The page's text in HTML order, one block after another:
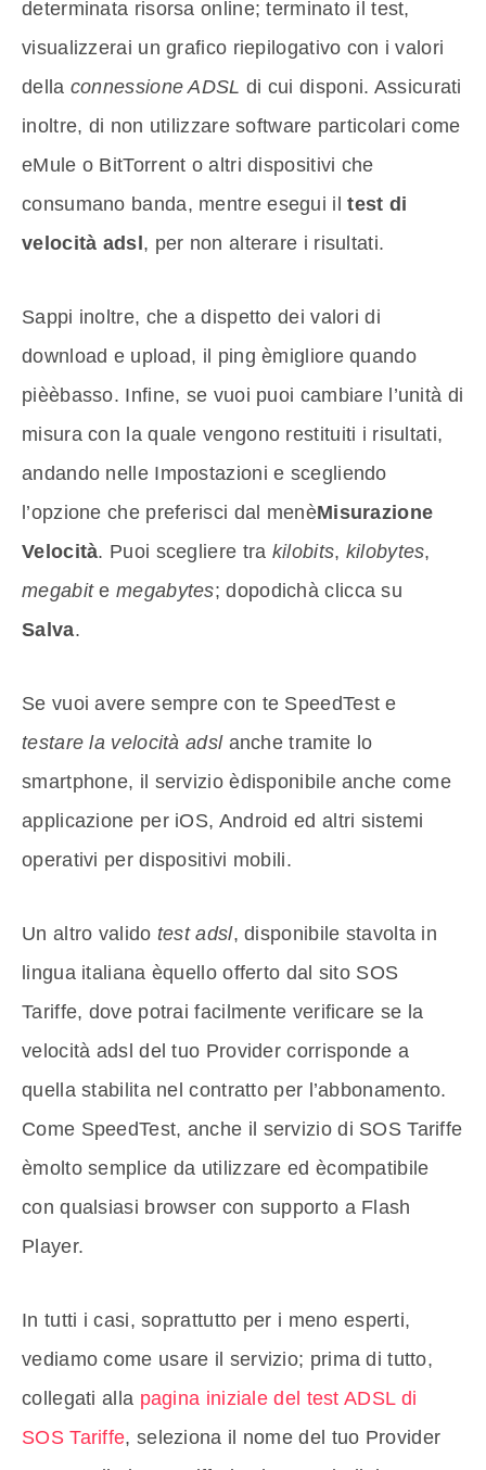
determinata risorsa online; terminato il test,
visualizzerai un grafico riepilogativo con i valori
della connessione ADSL di cui disponi. Assicurati
inoltre, di non utilizzare software particolari come
eMule o BitTorrent o altri dispositivi che
consumano banda, mentre esegui il test di
velocità adsl, per non alterare i risultati.
Sappi inoltre, che a dispetto dei valori di
download e upload, il ping èmigliore quando
pièèbasso. Infine, se vuoi puoi cambiare l’unità di
misura con la quale vengono restituiti i risultati,
andando nelle Impostazioni e scegliendo
l’opzione che preferisci dal menèMisurazione
Velocità. Puoi scegliere tra kilobits, kilobytes,
megabitemegabytes; dopodichà clicca su
Salva.
Se vuoi avere sempre con te SpeedTest e
testare la velocità adslanche tramite lo
smartphone, il servizio èdisponibile anche come
applicazione per iOS, Android ed altri sistemi
operativi per dispositivi mobili.
Un altro valido test adsl, disponibile stavolta in
lingua italiana èquello offerto dal sito SOS
Tariffe, dove potrai facilmente verificare se la
velocità adsl del tuo Provider corrisponde a
quella stabilita nel contratto per l’abbonamento.
Come SpeedTest, anche il servizio di SOS Tariffe
èmolto semplice da utilizzare ed ècompatibile
con qualsiasi browser con supporto a Flash
Player.
In tutti i casi, soprattutto per i meno esperti,
vediamo come usare il servizio; prima di tutto,
collegati alla pagina iniziale del test ADSL di
SOS Tariffe, seleziona il nome del tuo Provider